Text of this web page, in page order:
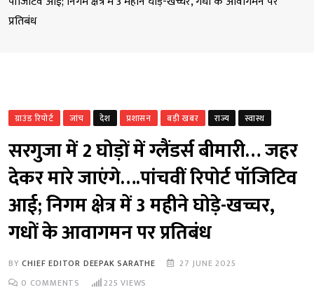
प्रतिबंध
ग्राउंड रिपोर्ट जांच देश प्रशासन बड़ी खबर राज्य स्वास्थ
सरगुजा में 2 घोड़ों में ग्लैंडर्स बीमारी… जहर
देकर मारे जाएंगे….पांचवीं रिपोर्ट पॉजिटिव
आई; निगम क्षेत्र में 3 महीने घोड़े-खच्चर,
गधों के आवागमन पर प्रतिबंध
BYCHIEF EDITOR DEEPAK SARATHE
27 JUNE 2025
0 COMMENTS 225 VIEWS